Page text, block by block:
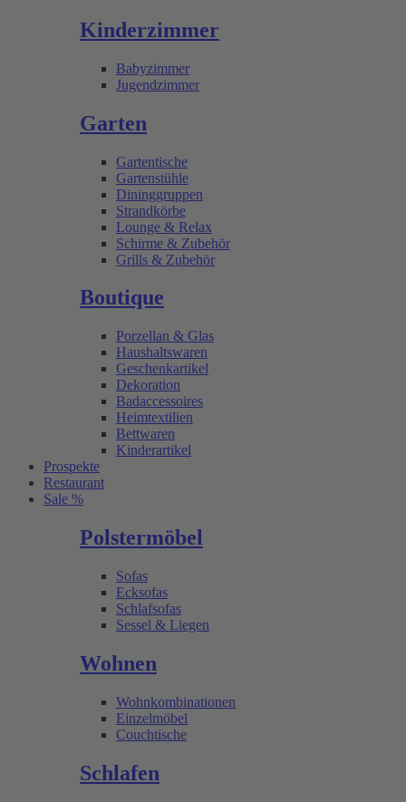
Kinderzimmer
Babyzimmer
Jugendzimmer
Garten
Gartentische
Gartenstühle
Dininggruppen
Strandkörbe
Lounge & Relax
Schirme & Zubehör
Grills & Zubehör
Boutique
Porzellan & Glas
Haushaltswaren
Geschenkartikel
Dekoration
Badaccessoires
Heimtextilien
Bettwaren
Kinderartikel
Prospekte
Restaurant
Sale %
Polstermöbel
Sofas
Ecksofas
Schlafsofas
Sessel & Liegen
Wohnen
Wohnkombinationen
Einzelmöbel
Couchtische
Schlafen